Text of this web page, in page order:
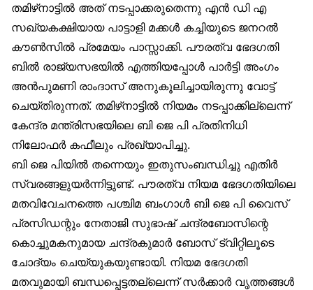
തമിഴ്‌നാട്ടിൽ അത് നടപ്പാക്കരുതെന്നു എൻ ഡി എ
സഖ്യകക്ഷിയായ പാട്ടാളി മക്കൾ കച്ചിയുടെ ജനറൽ
കൗൺസിൽ പ്രമേയം പാസ്സാക്കി. പൗരത്വ ഭേദഗതി
ബിൽ രാജ്യസഭയിൽ എത്തിയപ്പോൾ പാർട്ടി അംഗം
അൻപുമണി രാംദാസ് അനുകൂലിച്ചായിരുന്നു വോട്ട്
ചെയ്തിരുന്നത്. തമിഴ്‌നാട്ടിൽ നിയമം നടപ്പാക്കില്ലെന്ന്
കേന്ദ്ര മന്ത്രിസഭയിലെ ബി ജെ പി പ്രതിനിധി
നിലോഫർ കഫീലും പ്രഖ്യാപിച്ചു.
ബി ജെ പിയിൽ തന്നെയും ഇതുസംബന്ധിച്ചു എതിർ
സ്വരങ്ങളുയർന്നിട്ടുണ്ട്. പൗരത്വ നിയമ ഭേദഗതിയിലെ
മതവിവേചനത്തെ പശ്ചിമ ബംഗാൾ ബി ജെ പി വൈസ്
പ്രസിഡന്റും നേതാജി സുഭാഷ് ചന്ദ്രബോസിന്റെ
കൊച്ചുമകനുമായ ചന്ദ്രകുമാർ ബോസ് ട്വിറ്റിലൂടെ
ചോദ്യം ചെയ്യുകയുണ്ടായി. നിയമ ഭേദഗതി
മതവുമായി ബന്ധപ്പെട്ടതല്ലെന്ന് സർക്കാർ വൃത്തങ്ങൾ